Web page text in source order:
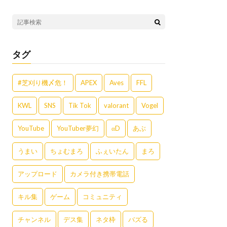
タグ
#芝刈り機〆危！ APEX Aves FFL
KWL SNS Tik Tok valorant Vogel
YouTube YouTuber夢幻 αD あぶ
うまい ちょむまろ ふぇいたん まろ
アップロード カメラ付き携帯電話
キル集 ゲーム コミュニティ
チャンネル デス集 ネタ枠 バズる